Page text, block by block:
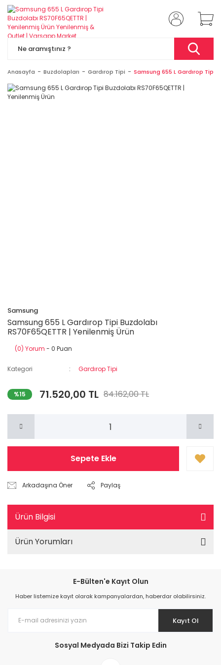
Anasayfa Buzdolapları Gardırop Tipi Samsung 655 L Gardırop Tipi
Samsung
Samsung 655 L Gardırop Tipi Buzdolabı
RS70F65QETTR | Yenilenmiş Ürün
(0) Yorum - 0 Puan
Kategori Gardırop Tipi
%15 71.520,00 TL 84.162,00 TL
Sepete Ekle
Arkadaşına Öner Paylaş
Ürün Bilgisi
Ürün Yorumları
E-Bülten'e Kayıt Olun
Haber listemize kayıt olarak kampanyalardan, haberdar olabilirsiniz.
Kayıt Ol
Sosyal Medyada Bizi Takip Edin